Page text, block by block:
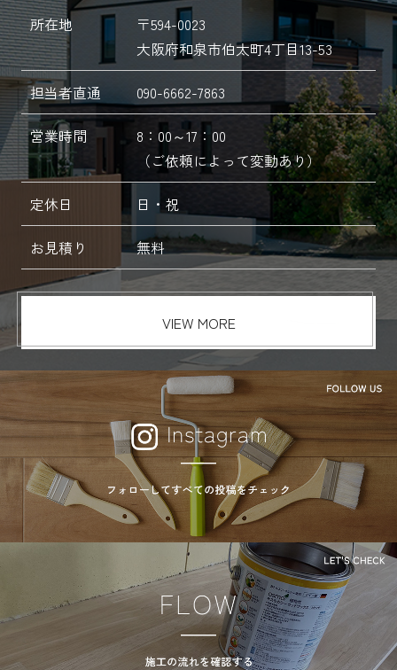
所在地
〒594-0023
大阪府和泉市伯太町4丁目13-53
担当者直通 090-6662-7863
営業時間
8：00～17：00
（ご依頼によって変動あり）
定休日 日・祝
お見積り 無料
VIEW MORE